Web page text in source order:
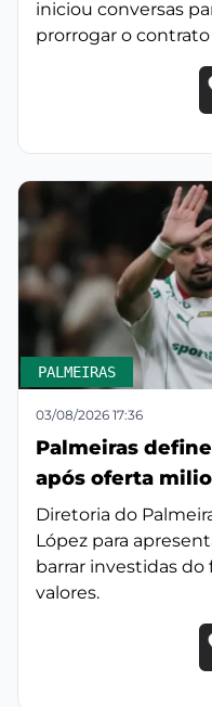
iniciou conversas
prorrogar o
PALMEIRAS
03/08/2026 17:36
Palmeiras
após oferta
Diretoria do
López para
barrar investidas
valores.